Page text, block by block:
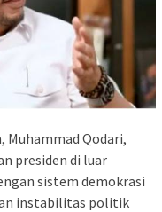
Muhammad Qodari,
presiden di luar
sistem demokrasi
instabilitas politik